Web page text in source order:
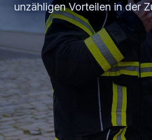
unzähligen Vorteilen in der